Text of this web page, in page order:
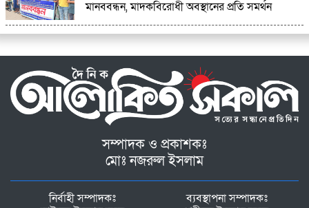
মানববন্ধন, মাদকবিরোধী অবস্থানের প্রতি সমর্থন
সম্পাদক ও প্রকাশকঃ
মোঃ নজরুল ইসলাম
নির্বাহী সম্পাদকঃ
ব্যবস্থাপনা সম্পাদকঃ